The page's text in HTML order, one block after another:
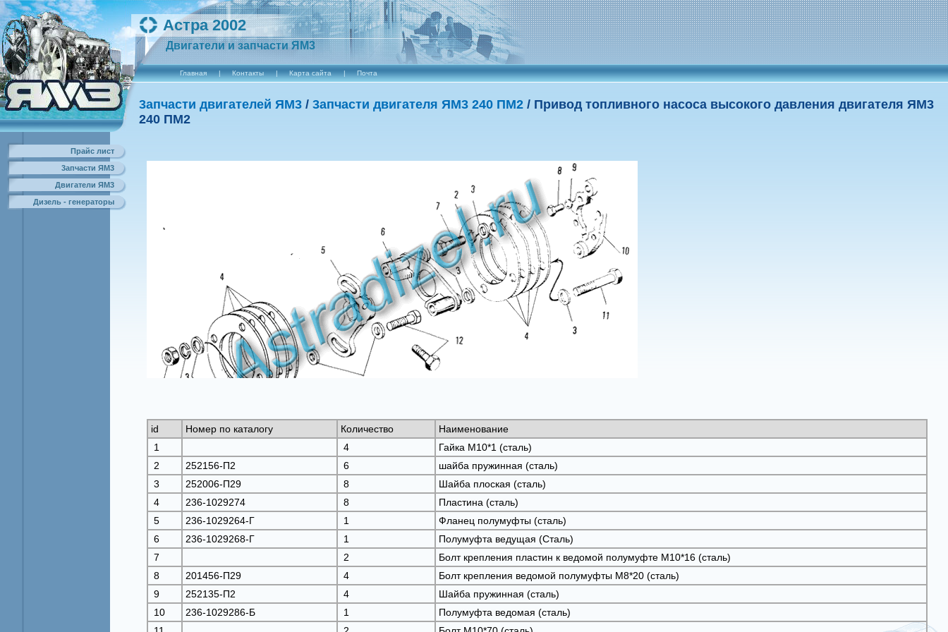
Астра 2002
Двигатели и запчасти ЯМ3
Главная | Контакты | Карта сайта | Почта
Прайс лист
3апчасти ЯМ3
Двигатели ЯМ3
Дизель - генераторы
3апчасти двигателей ЯМ3 / 3апчасти двигателя ЯМ3 240 ПМ2 / Привод топливного насоса высокого давления двигателя ЯM3
240 ПM2
id Номер по каталогу Количество
Наименование
1
4
Гайка М10*1 (сталь)
2
252156-П2 6
шайба пружинная (сталь)
3
252006-П29 8
Шайба плоская (сталь)
4
236-1029274 8
Пластина (сталь)
5
236-1029264-Г 1
Фланец полумуфты (сталь)
6
236-1029268-Г 1
Полумуфта ведущая (Сталь)
7
2
Болт крепления пластин к ведомой полумуфте М10*16 (сталь)
8
201456-П29 4
Болт крепления ведомой полумуфты М8*20 (сталь)
9
252135-П2 4
Шайба пружинная (сталь)
10
236-1029286-Б 1
Полумуфта ведомая (сталь)